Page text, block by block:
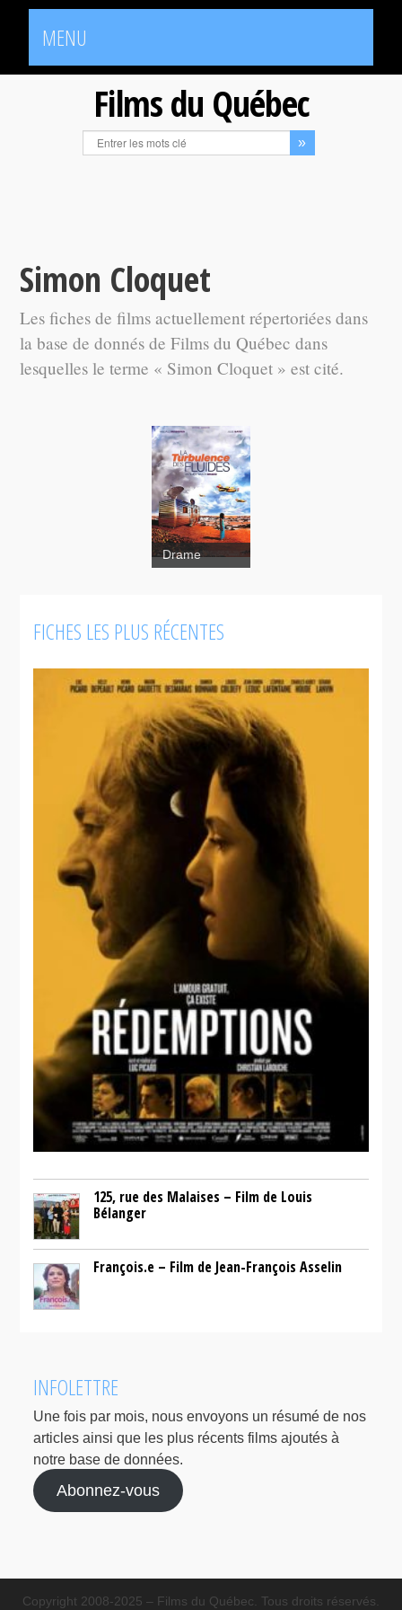
MENU
Films du Québec
Simon Cloquet
Les fiches de films actuellement répertoriées dans
la base de donnés de Films du Québec dans
lesquelles le terme « Simon Cloquet » est cité.
Drame
FICHES LES PLUS RÉCENTES
125, rue des Malaises – Film de Louis
Bélanger
François.e – Film de Jean-François Asselin
INFOLETTRE
Une fois par mois, nous envoyons un résumé de nos
articles ainsi que les plus récents films ajoutés à
notre base de données.
Abonnez-vous
Copyright 2008-2025 – Films du Québec. Tous droits réservés.